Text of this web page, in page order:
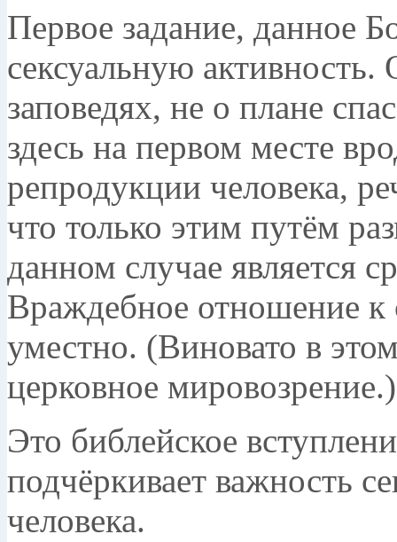
Первое задание, данное
сексуальную
заповедях, не о плане
здесь на первом месте
репродукции человека,
что только этим путём
данном случае является
Враждебное отношение к
уместно. (Виновато в
церковное мировозрение.)
Это библейское
подчёркивает важность
человека.